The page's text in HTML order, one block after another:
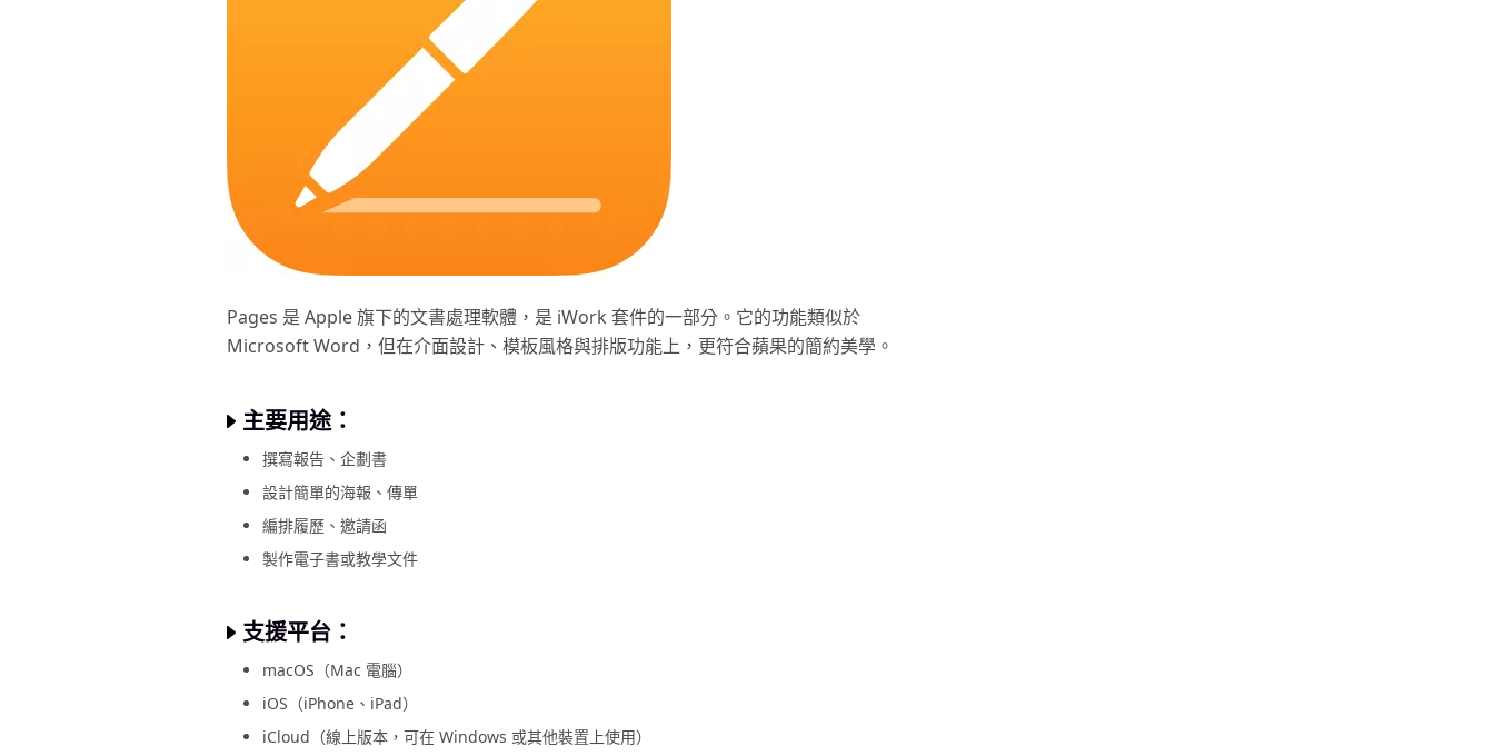
Pages 是 Apple 旗下的文書處理軟體，是 iWork 套件的一部分。它的功能類似於
Microsoft Word，但在介面設計、模板風格與排版功能上，更符合蘋果的簡約美學。
主要用途：
撰寫報告、企劃書
設計簡單的海報、傳單
編排履歷、邀請函
製作電子書或教學文件
支援平台：
macOS（Mac 電腦）
iOS（iPhone、iPad）
iCloud（線上版本，可在 Windows 或其他裝置上使用）